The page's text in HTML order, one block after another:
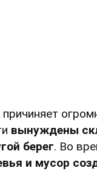
вынуждены
берег. Во
и мусор